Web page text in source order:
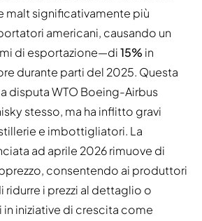
malt significativamente più
americani, causando un
di esportazione—di15% in
durante parti del 2025. Questa
disputa WTO Boeing-Airbus
stesso, ma ha inflitto gravi
e imbottigliatori. La
ad aprile 2026 rimuove di
consentendo ai produttori
i prezzi al dettaglio o
in iniziative di crescita come